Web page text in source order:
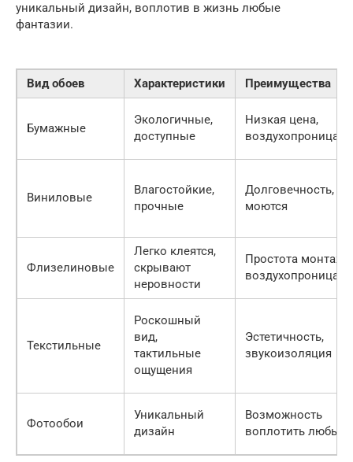
уникальный дизайн, воплотив в жизнь любые
фантазии.
Вид обоев Характеристики Преимущества
Бумажные
Экологичные,
доступные
Низкая цена,
Виниловые
Влагостойкие,
прочные
Долговечность,
моются
Флизелиновые
Легко клеятся,
скрывают
неровности
Простота монтажа,
Текстильные
Роскошный
вид,
тактильные
ощущения
Эстетичность,
звукоизоляция
Фотообои
Уникальный
дизайн
Возможность
воплотить любые